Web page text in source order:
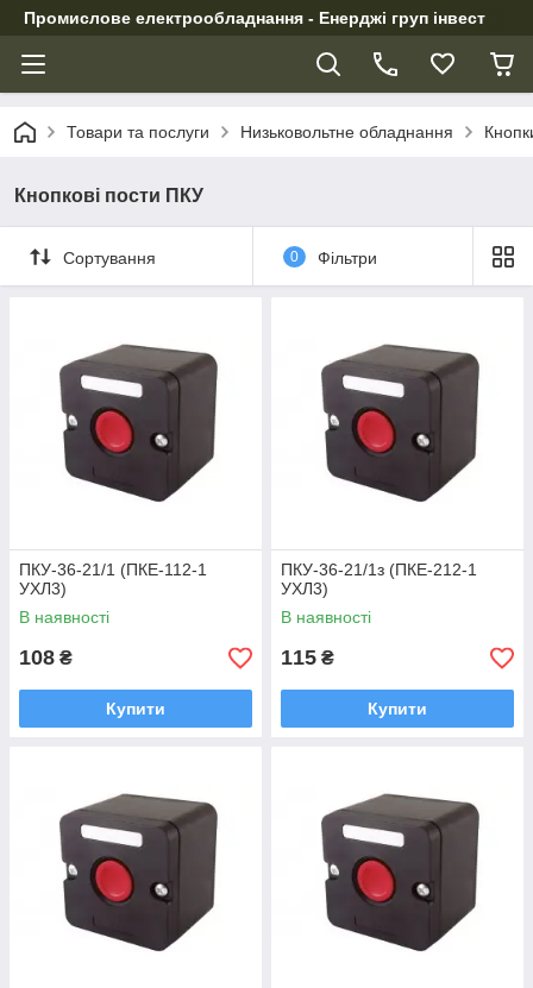
Промислове електрообладнання - Енерджі груп інвест
Товари та послуги Низьковольтне обладнання
Кнопкові пости ПКУ
Сортування 0 Фільтри
ПКУ-36-21/1 (ПКЕ-112-1
УХЛ3)
В наявності
108 ₴
Купити
ПКУ-36-21/1з (ПКЕ-212-1
УХЛ3)
В наявності
115 ₴
Купити